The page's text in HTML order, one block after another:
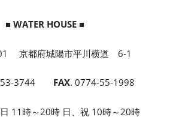
■ WATER HOUSE ■
京都府城陽市平川横道 6-1
53-3744 FAX. 0774-55-1998
11時～20時 日、祝 10時～20時